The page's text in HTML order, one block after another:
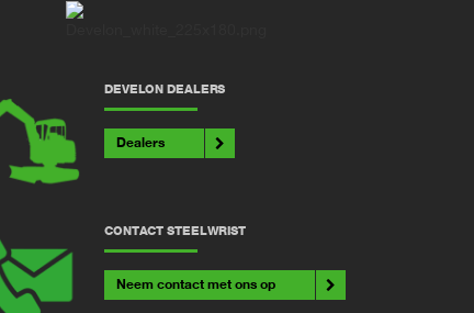
DEVELON DEALERS
Dealers
CONTACT STEELWRIST
Neem contact met ons op